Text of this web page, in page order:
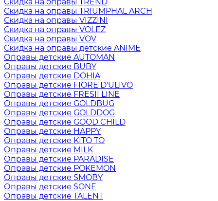
Скидка на оправы TRIUMPHAL ARCH
Скидка на оправы VIZZINI
Скидка на оправы VOLEZ
Скидка на оправы VOV
Скидка на оправы детские ANIME
Оправы детские AUTOMAN
Оправы детские BUBY
Оправы детские DOHIA
Оправы детские FIORE D'ULIVO
Оправы детские FRESII LINE
Оправы детские GOLDBUG
Оправы детские GOLDDOG
Оправы детские GOOD CHILD
Оправы детские HAPPY
Оправы детские KITO TO
Оправы детские MILK
Оправы детские PARADISE
Оправы детские POKEMON
Оправы детские SMOBY
Оправы детские SONE
Оправы детские TALENT